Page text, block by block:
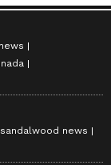
sandalwood news